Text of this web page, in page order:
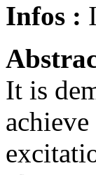
Infos :
It is